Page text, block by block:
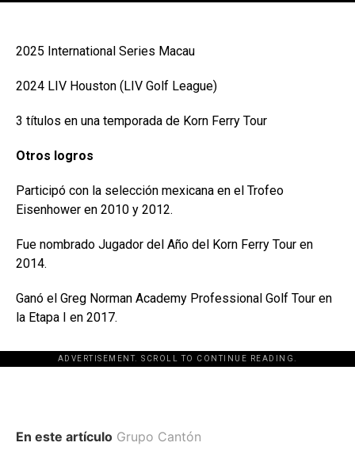
2025 International Series Macau
2024 LIV Houston (LIV Golf League)
3 títulos en una temporada de Korn Ferry Tour
Otros logros
Participó con la selección mexicana en el Trofeo
Eisenhower en 2010 y 2012.
Fue nombrado Jugador del Año del Korn Ferry Tour en
2014.
Ganó el Greg Norman Academy Professional Golf Tour en
la Etapa I en 2017.
ADVERTISEMENT. SCROLL TO CONTINUE READING.
En este artículo Grupo Cantón